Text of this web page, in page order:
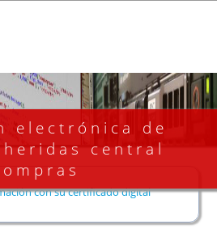
electrónica de
central
con su certificado digital